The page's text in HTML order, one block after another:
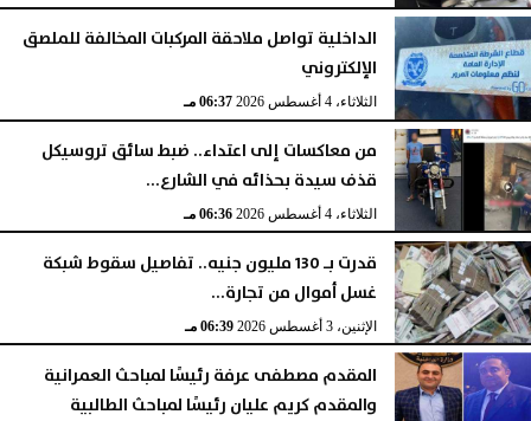
الداخلية تواصل ملاحقة المركبات المخالفة للملصق
الإلكتروني
الثلاثاء، 4 أغسطس 2026 06:37 مـ
من معاكسات إلى اعتداء.. ضبط سائق تروسيكل
قذف سيدة بحذائه في الشارع...
الثلاثاء، 4 أغسطس 2026 06:36 مـ
قدرت بـ 130 مليون جنيه.. تفاصيل سقوط شبكة
غسل أموال من تجارة...
الإثنين، 3 أغسطس 2026 06:39 مـ
المقدم مصطفى عرفة رئيسًا لمباحث العمرانية
والمقدم كريم عليان رئيسًا لمباحث الطالبية